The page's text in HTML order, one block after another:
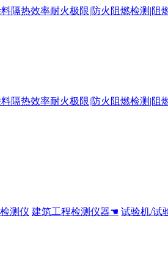
测仪 建筑工程检测仪器☚ 试验机/试